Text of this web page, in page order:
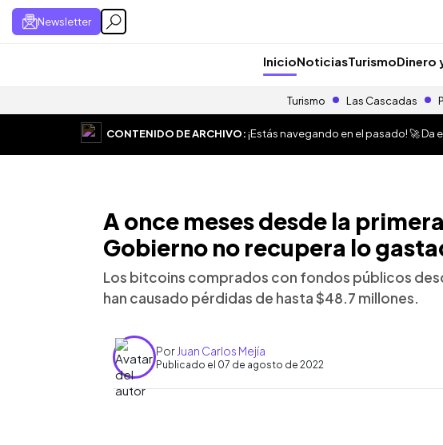
Newsletter
InicioNoticiasTurismoDinero
Turismo Las Cascadas
CONTENIDO DE ARCHIVO:¡Estás navegando en el pasado! 🚀 Da
A once meses desde la
Gobierno no recupera lo
Los bitcoins comprados con fondos públicos
han causado pérdidas de hasta $48.7 millones.
Por Juan Carlos Mejía
Publicado el 07 de agosto de 2022